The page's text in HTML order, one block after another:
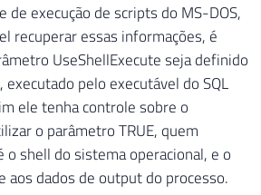
output
;
msgErro
(var scriptProc = new Process
de execução de scripts do MS-DOS,
recuperar essas informações, é
UseShellExecute seja definido
executado pelo executável do SQL
ele tenha controle sobre o
o parâmetro TRUE, quem
o shell do sistema operacional, e o
aos dados de output do processo.